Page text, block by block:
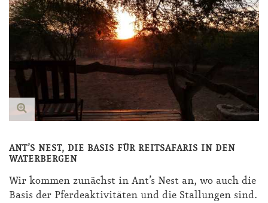
ANT’S NEST, DIE BASIS FÜR REITSAFARIS IN DEN
WATERBERGEN
Wir kom­men zu­nächst in Ant’s Nest an, wo auch die
Ba­sis der Pfer­de­ak­ti­vi­tä­ten und die Stal­lun­gen sind.